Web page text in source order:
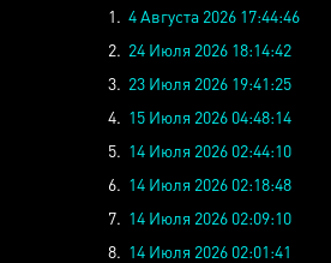
1. 4 Августа 2026 17:44:46
2. 24 Июля 2026 18:14:42
3. 23 Июля 2026 19:41:25
4. 15 Июля 2026 04:48:14
5. 14 Июля 2026 02:44:10
6. 14 Июля 2026 02:18:48
7. 14 Июля 2026 02:09:10
8. 14 Июля 2026 02:01:41